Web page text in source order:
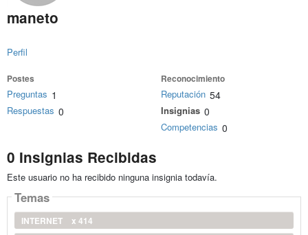
maneto
Perfil
Postes
Preguntas 1
Respuestas 0
Reconocimiento
Reputación 54
Insignias 0
Competencias 0
0 Insignias Recibidas
Este usuario no ha recibido ninguna insignia todavía.
Temas
INTERNET
x 414